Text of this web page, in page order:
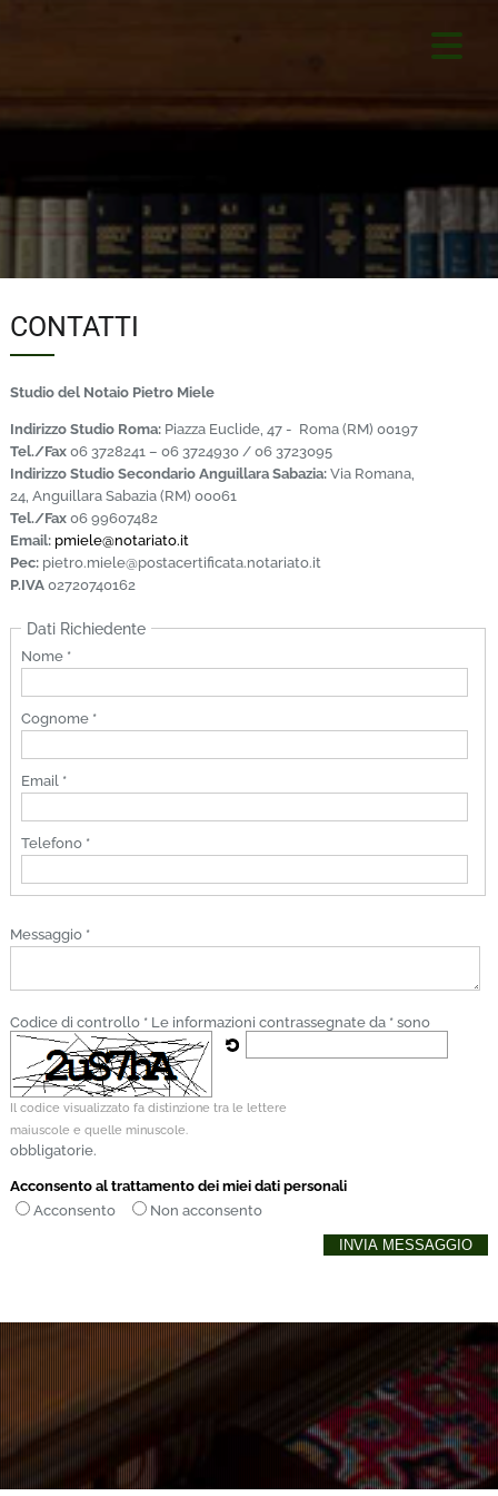
CONTATTI
Studio del Notaio Pietro Miele
Indirizzo Studio Roma:Piazza Euclide, 47 - Roma (RM) 00197
Tel./Fax06 3728241 – 06 3724930 / 06 3723095
Indirizzo Studio Secondario Anguillara Sabazia:Via Romana,
24, Anguillara Sabazia (RM) 00061
Tel./Fax06 99607482
Email: pmiele@notariato.it
Pec: pietro.miele@postacertificata.notariato.it
P.IVA 02720740162
Dati Richiedente
Nome *
Cognome *
Email *
Telefono *
Messaggio *
Codice di controllo *
Il codice visualizzato fa distinzione tra le lettere
maiuscole e quelle minuscole.
Le informazioni contrassegnate da * sono
obbligatorie.
Acconsento al trattamento dei miei dati personali
Acconsento
Non acconsento